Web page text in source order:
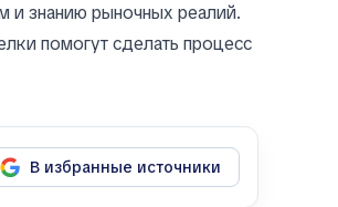
и знанию рыночных реалий.
помогут сделать процесс
В избранные источники